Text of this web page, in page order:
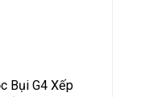
Bụi G4 Xếp